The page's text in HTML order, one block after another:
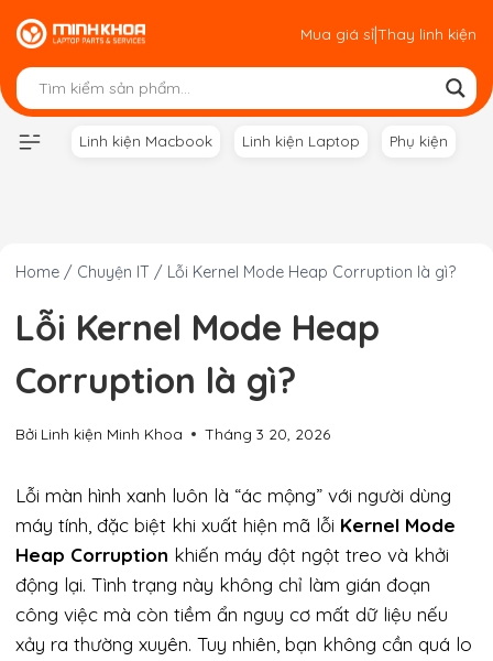
Skip
to
content
Mua giá sỉ|Thay linh kiện
Linh kiện Macbook Linh kiện Laptop Phụ kiện
Home / Chuyện IT / Lỗi Kernel Mode Heap Corruption là gì?
Lỗi Kernel Mode Heap
Corruption là gì?
Bởi Linh kiện Minh Khoa Tháng 3 20, 2026
Lỗi màn hình xanh luôn là “ác mộng” với người dùng
máy tính, đặc biệt khi xuất hiện mã lỗi Kernel Mode
Heap Corruption khiến máy đột ngột treo và khởi
động lại. Tình trạng này không chỉ làm gián đoạn
công việc mà còn tiềm ẩn nguy cơ mất dữ liệu nếu
xảy ra thường xuyên. Tuy nhiên, bạn không cần quá lo